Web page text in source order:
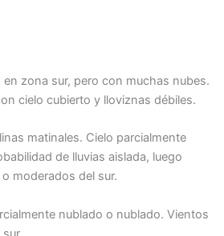
zona sur, pero con muchas nubes.
cielo cubierto y lloviznas débiles.
matinales. Cielo parcialmente
de lluvias aislada, luego
moderados del sur.
nublado o nublado. Vientos